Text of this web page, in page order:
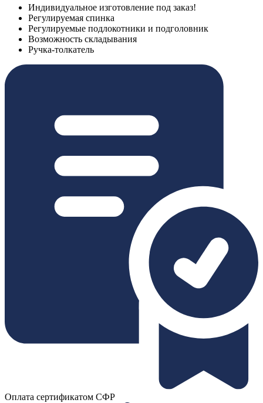
Индивидуальное изготовление под заказ!
Регулируемая спинка
Регулируемые подлокотники и подголовник
Возможность складывания
Ручка-толкатель
Оплата сертификатом СФР